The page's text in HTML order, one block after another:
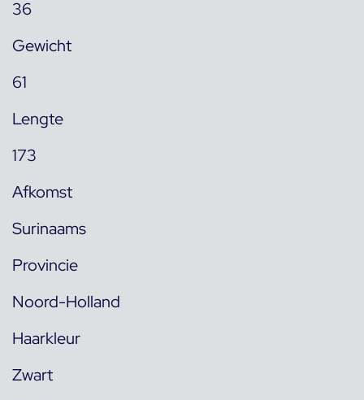
36
Gewicht
61
Lengte
173
Afkomst
Surinaams
Provincie
Noord-Holland
Haarkleur
Zwart